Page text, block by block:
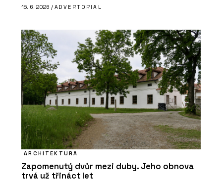
15. 6. 2026 / ADVERTORIAL
ARCHITEKTURA
Zapomenutý dvůr mezi duby. Jeho obnova
trvá už třináct let